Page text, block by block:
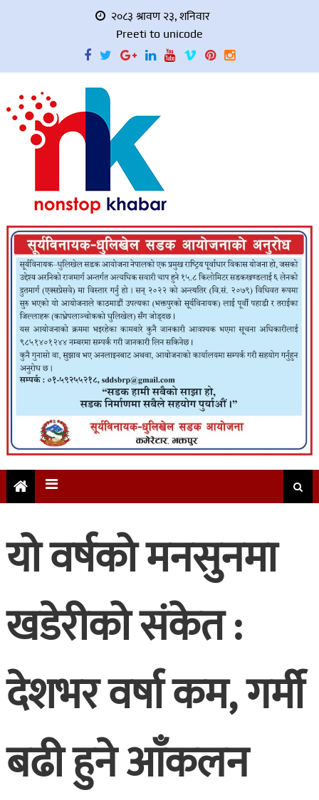
२०८३ श्रावण २३, शनिवार
Preeti to unicode
यो वर्षको मनसुनमा
खडेरीको संकेत :
देशभर वर्षा कम, गर्मी
बढी हुने आँकलन